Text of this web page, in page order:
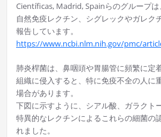
Científicas, Madrid, Spainらのグループ
自然免疫レクチン、シグレックやガレク
報告しています。
https://www.ncbi.nlm.nih.gov/pmc/
肺炎桿菌は、鼻咽頭や胃腸管に頻繁に定
組織に侵入すると、特に免疫不全の人に
場合があります。
下図に示すように、シアル酸、ガラクト
特異的なレクチンによるこれらの細菌の
れました。